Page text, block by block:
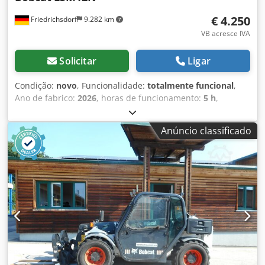
fechada, elevação livre total, certificado CE, espelho
interior, girofarol, limpa para-brisas, Dsdpfx Aozgybfsiceck
Friedrichsdorf 9.282 km € 4.250
VB acresce IVA
Solicitar Ligar
Condição: novo, Funcionalidade: totalmente funcional,
Ano de fabrico: 2026, horas de funcionamento: 5 h,
1.200 kg, altura de elevação:
mm, tipo de combustível:elétrico, tipo de mastro:duplex,
altura de construção:
2.150 mm, comprimento do garfo:
1.150 mm
585 kg, comprimento total:
1.710 mm, tipo de transmissão:Elektro, largura de
construção:800 mm, Empilhadeira de elevação Centro de
carga: 600 Largura dos garfos: 180 mm Espessura dos
garfos: 60 mm Tipo de mastro: Duplex Estado: Novo Estado
técnico: Novo Tipo de pneus dianteiros: Poliuretano Estado
dos pneus dianteiros: 80 - 100% Dedpfoy Uz Sqjx Aicock
Tipo de pneus traseiros: Poliuretano Estado dos pneus
traseiros: 80 - 100% Tensão da bateria: 24V Capacidade da
bateria: 60Ah Tipo de bateria: Íon de lítio Ano de
Anúncio classificado